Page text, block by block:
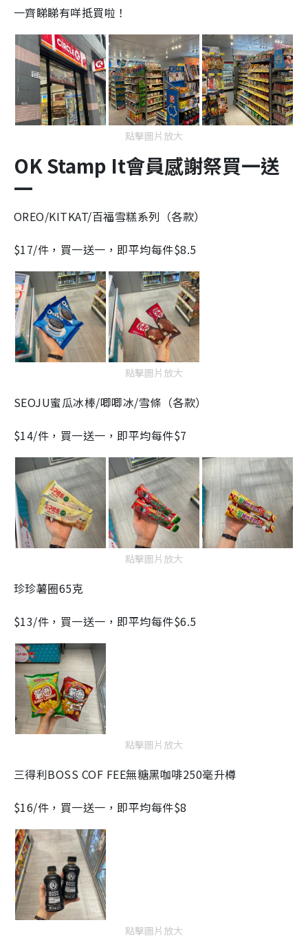
一齊睇睇有咩抵買啦！
點擊圖片放大
OK Stamp It會員感謝祭買一送
一
OREO/KITKAT/百福雪糕系列（各款）
$17/件，買一送一，即平均每件$8.5
點擊圖片放大
SEOJU蜜瓜冰棒/唧唧冰/雪條（各款）
$14/件，買一送一，即平均每件$7
點擊圖片放大
珍珍薯圈65克
$13/件，買一送一，即平均每件$6.5
點擊圖片放大
三得利BOSS COF FEE無糖黑咖啡250毫升樽
$16/件，買一送一，即平均每件$8
點擊圖片放大